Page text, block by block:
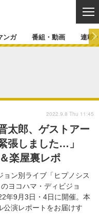
マンガ
イベント
コスプレ
新帝スタ
カバー
連載一覧
ラジオ
コラム
ンガ 番組・動画 連載
太郎、ゲストアー
張しました…」
楽屋裏レポ
ョン別ライブ「ヒプノシス
ヨコハマ・ディビジョ
年9月3日・4日に開催。本
公演レポートをお届けす
2022.9.8 Thu 11:45